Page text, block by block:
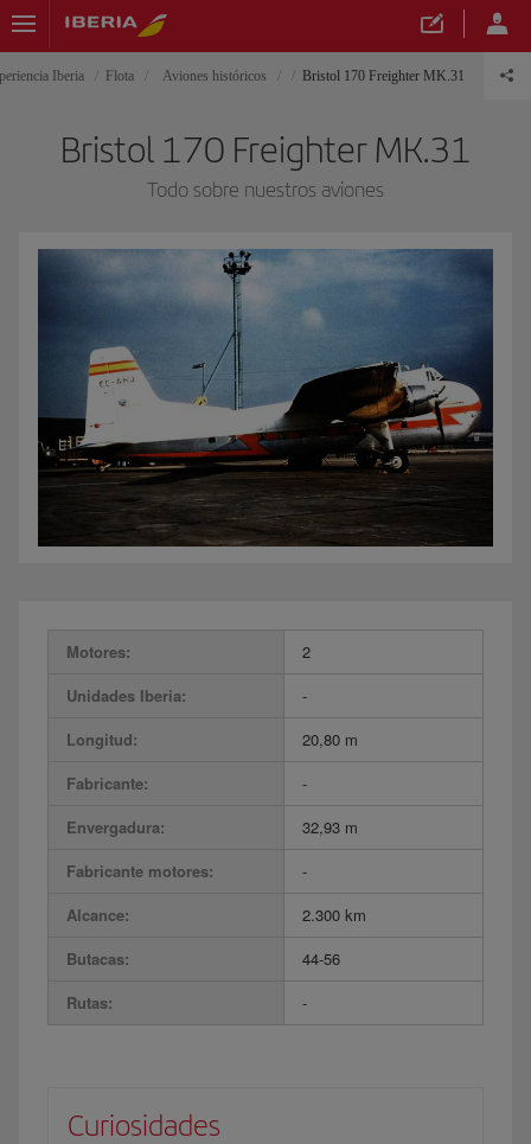
Iberia Flota Aviones históricos Bristol 170 Freighter MK.31
Bristol 170 Freighter MK.31
Todo sobre nuestros aviones
Motores:
2
Unidades Iberia:
-
Longitud:
20,80 m
Fabricante:
-
Envergadura:
32,93 m
Fabricante motores:
-
Alcance:
2.300 km
Butacas:
44-56
Rutas:
-
Curiosidades